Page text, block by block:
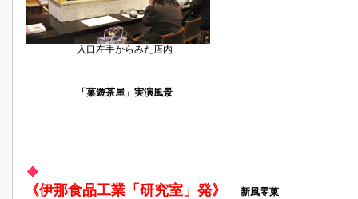
入口左手からみた店内
「菓遊茶屋」実演風景
《伊那食品工業「研究室」発》
新風零菓